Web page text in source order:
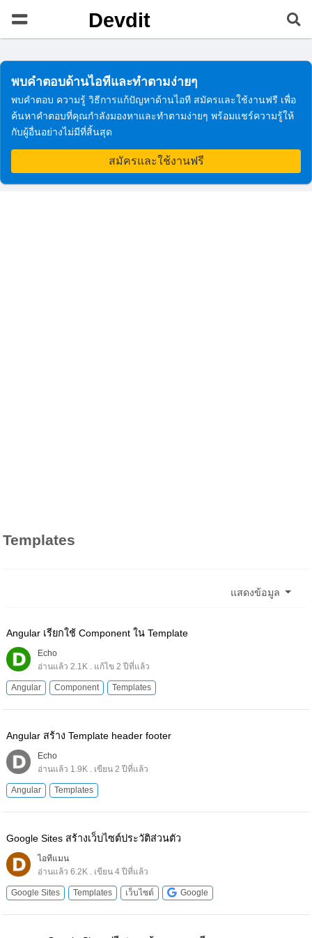
Devdit
พบคำตอบด้านไอทีและทำตามง่ายๆ
พบคำตอบ ความรู้ วิธีการแก้ปัญหาด้านไอที สมัครและใช้งานฟรี เพื่อ
ค้นหาคำตอบที่คุณกำลังมองหาและทำตามง่ายๆ พร้อมแชร์ความรู้ให้
กับผู้อื่นอย่างไม่มีที่สิ้นสุด
สมัครและใช้งานฟรี
Templates
แสดงข้อมูล
Angular เรียกใช้ Component ใน Template
Echo
อ่านแล้ว 2.1K . แก้ไข 2 ปีที่แล้ว
Angular Component Templates
Angular สร้าง Template header footer
Echo
อ่านแล้ว 1.9K . เขียน 2 ปีที่แล้ว
Angular Templates
Google Sites สร้างเว็บไซต์ประวัติส่วนตัว
ไอทีแมน
อ่านแล้ว 6.2K . เขียน 4 ปีที่แล้ว
Google Sites Templates เว็บไซต์ Google